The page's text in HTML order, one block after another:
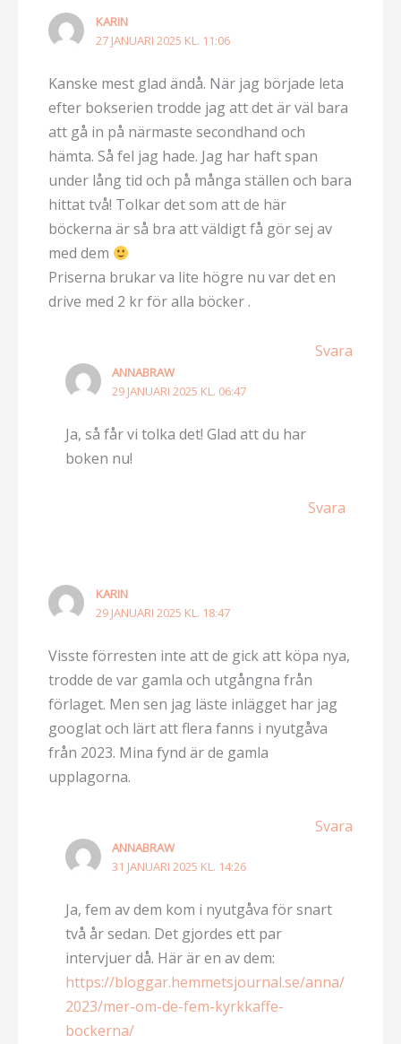
KARIN
27 JANUARI 2025 KL. 11:06
Kanske mest glad ändå. När jag började leta
efter bokserien trodde jag att det är väl bara
att gå in på närmaste secondhand och
hämta. Så fel jag hade. Jag har haft span
under lång tid och på många ställen och bara
hittat två! Tolkar det som att de här
böckerna är så bra att väldigt få gör sej av
med dem
Priserna brukar va lite högre nu var det en
drive med 2 kr för alla böcker .
Svara
ANNABRAW
29 JANUARI 2025 KL. 06:47
Ja, så får vi tolka det! Glad att du har
boken nu!
Svara
KARIN
29 JANUARI 2025 KL. 18:47
Visste förresten inte att de gick att köpa nya,
trodde de var gamla och utgångna från
förlaget. Men sen jag läste inlägget har jag
googlat och lärt att flera fanns i nyutgåva
från 2023. Mina fynd är de gamla
upplagorna.
Svara
ANNABRAW
31 JANUARI 2025 KL. 14:26
Ja, fem av dem kom i nyutgåva för snart
två år sedan. Det gjordes ett par
intervjuer då. Här är en av dem:
https://bloggar.hemmetsjournal.se/anna/
2023/mer-om-de-fem-kyrkkaffe-
bockerna/